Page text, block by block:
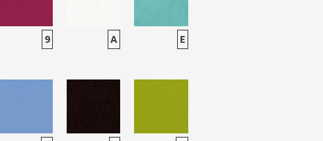
9 A E